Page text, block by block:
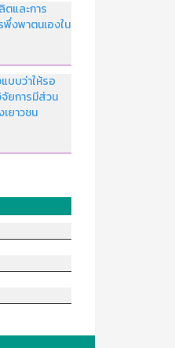
และการ
งพาตนเองใน
บบว่าให้รอ
จัยการมีส่วน
ยาวชน